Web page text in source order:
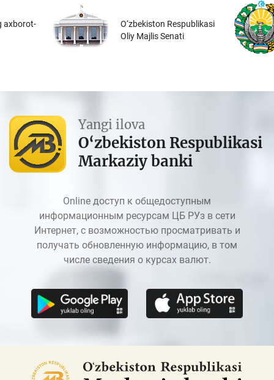
axborot-
O‘zbekiston Respublikasi
Oliy Majlis Senati
Yangi ilova
O‘zbekiston Respublikasi
Markaziy banki
Online доступ к общедоступным
информационным ресурсам ЦБ РУз в сети
Интернет, с возможностью просматривать и
получать обновленную информацию, в том
числе сведения о курсах валют.